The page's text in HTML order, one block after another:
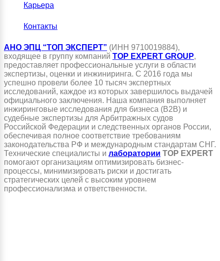
Карьера
Контакты
АНО ЭПЦ “ТОП ЭКСПЕРТ” (ИНН 9710019884),
входящее в группу компаний TOP EXPERT GROUP,
предоставляет профессиональные услуги в области
экспертизы, оценки и инжиниринга. С 2016 года мы
успешно провели более 10 тысяч экспертных
исследований, каждое из которых завершилось выдачей
официального заключения. Наша компания выполняет
инжиринговые исследования для бизнеса (B2B) и
судебные экспертизы для Арбитражных судов
Российской Федерации и следственных органов России,
обеспечивая полное соответствие требованиям
законодательства РФ и международным стандартам СНГ.
Технические специалисты и лаборатории TOP EXPERT
помогают организациям оптимизировать бизнес-
процессы, минимизировать риски и достигать
стратегических целей с высоким уровнем
профессионализма и ответственности.